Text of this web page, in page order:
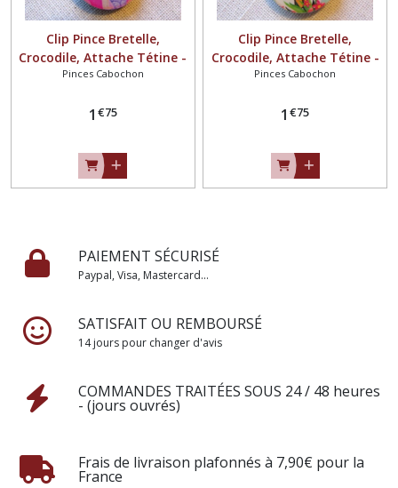
Clip Pince Bretelle,
Crocodile, Attache Tétine -
PRINCESSE Rose pois ** 25
CR131
Pinces Cabochon
1 €75
Clip Pince Bretelle,
Crocodile, Attache Tétine -
FILLETTE FLEUR ** 25 mm
Pinces Cabochon
1 €75
PAIEMENT SÉCURISÉ
Paypal, Visa, Mastercard...
SATISFAIT OU REMBOURSÉ
14 jours pour changer d'avis
COMMANDES TRAITÉES SOUS 24 / 48 heures
- (jours ouvrés)
Frais de livraison plafonnés à 7,90€ pour la
France